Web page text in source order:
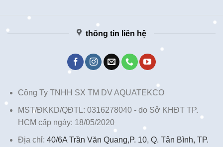
thông tin liên hệ
Công Ty TNHH SX TM DV AQUATEKCO
MST/ĐKKD/QĐTL: 0316278040 - do Sở KHĐT TP.
HCM cấp ngày: 18/05/2020
Địa chỉ: 40/6A Trần Văn Quang,P. 10, Q. Tân Bình, TP.